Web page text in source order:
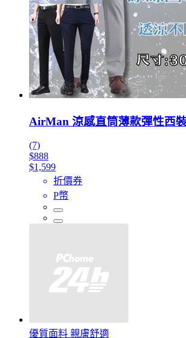
AirMan 涼感直筒薄款彈性西
(7)
$888
$1,599
折價券
P幣
優質面料 親膚舒適